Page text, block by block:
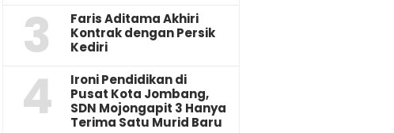
3
Faris Aditama Akhiri
Kontrak dengan Persik
Kediri
4
Ironi Pendidikan di
Pusat Kota Jombang,
SDN Mojongapit 3 Hanya
Terima Satu Murid Baru